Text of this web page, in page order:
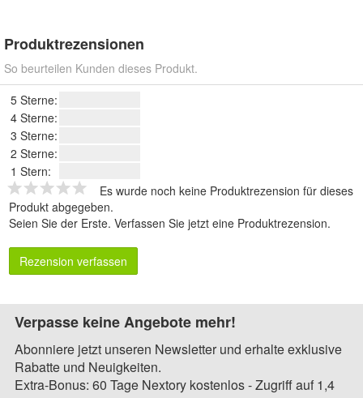
Produktrezensionen
So beurteilen Kunden dieses Produkt.
5 Sterne:
4 Sterne:
3 Sterne:
2 Sterne:
1 Stern:
Es wurde noch keine Produktrezension für dieses
Produkt abgegeben.
Seien Sie der Erste. Verfassen Sie jetzt eine Produktrezension.
Rezension verfassen
Verpasse keine Angebote mehr!
Abonniere jetzt unseren Newsletter und erhalte exklusive
Rabatte und Neuigkeiten.
Extra-Bonus: 60 Tage Nextory kostenlos - Zugriff auf 1,4